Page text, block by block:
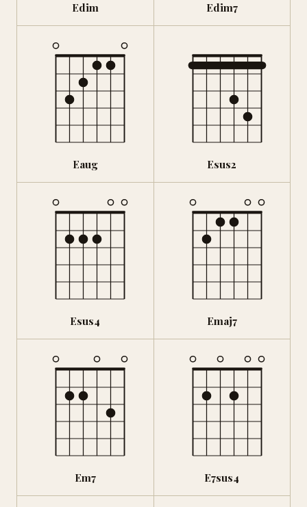
Edim Edim7
Eaug Esus2
Esus4 Emaj7
Em7 E7sus4